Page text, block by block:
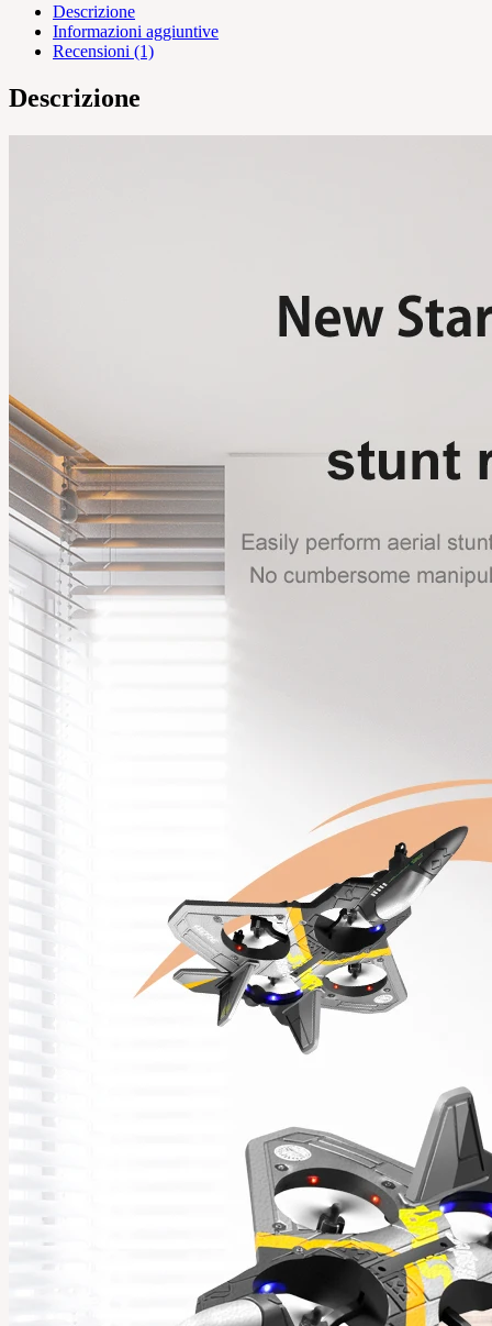
Descrizione
Informazioni aggiuntive
Recensioni (1)
Descrizione